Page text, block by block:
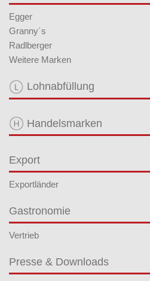
Egger
Granny´s
Radlberger
Weitere Marken
Lohnabfüllung
Handelsmarken
Export
Exportländer
Gastronomie
Vertrieb
Presse & Downloads